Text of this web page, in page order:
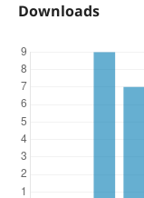
Downloads